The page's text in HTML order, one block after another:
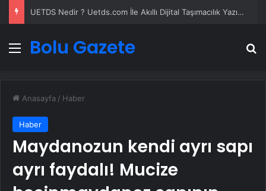
UETDS Nedir ? Uetds.com İle Akıllı Dijital Taşımacılık Yazılımı
Menü
Bolu Gazete
Anasayfa / Haber
Haber
Maydanozun kendi ayrı sapı
ayrı faydalı! Mucize